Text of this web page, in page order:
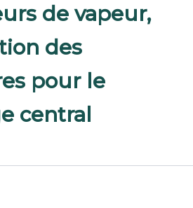
de vapeur,
des
pour le
central